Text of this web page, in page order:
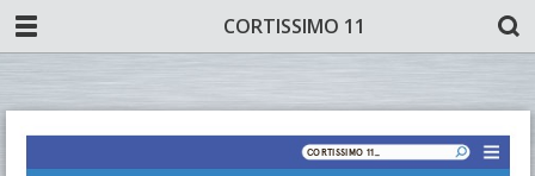
CORTISSIMO 11